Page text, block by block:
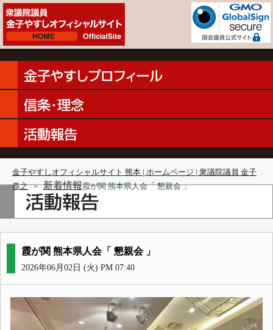
金子やすしオフィシャルサイト 熊本 | ホームページ | 衆議院議員 金子
恭之 ＞ 新着情報霞が関 熊本県人会「 懇親会 」
霞が関 熊本県人会「 懇親会 」
2026年06月02日 (火) PM 07:40